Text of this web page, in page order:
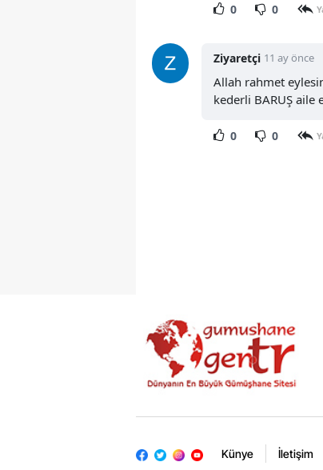
0 0
Ziyaretçi 11 ay önce
Allah rahmet
kederli BARUŞ aile
0 0
Künye İletişim